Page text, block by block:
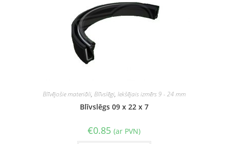
Blīvējošie materiāli, Blīvslēgi, Iekšējais izmērs 9 - 24 mm
Blīvslēgs 09 x 22 x 7
€0.85 (ar PVN)